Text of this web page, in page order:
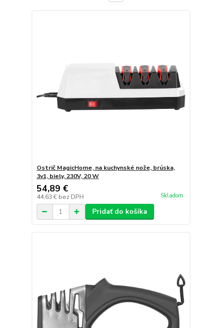
Ostrič MagicHome, na kuchynské nože, brúska,
3v1, biely, 230V, 20 W
54,89 €
44,63 € bez DPH Skladom
Pridať do košíka